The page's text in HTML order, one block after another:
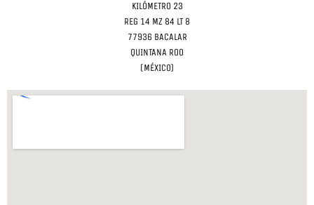
KILÓMETRO 23
REG 14 MZ 84 LT 8
77936 BACALAR
QUINTANA ROO
(MÉXICO)